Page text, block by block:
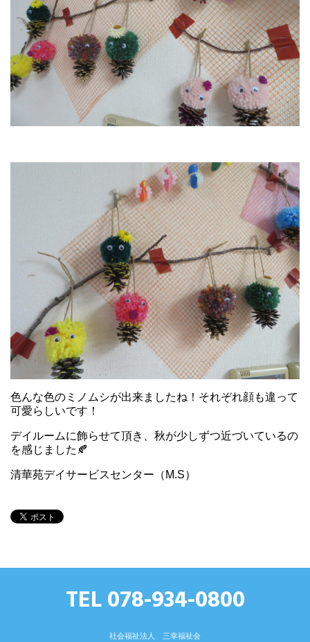
色んな色のミノムシが出来ましたね！それぞれ顔も違って
可愛らしいです！
デイルームに飾らせて頂き、秋が少しずつ近づいているの
を感じました🍂
清華苑デイサービスセンター（M.S）
TEL 078-934-0800
社会福祉法人 三幸福祉会